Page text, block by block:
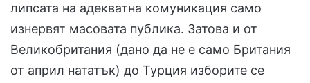
липсата на адекватна комуникация само
изнервят масовата публика. Затова и от
Великобритания (дано да не е само Британия
от април нататък) до Турция изборите се